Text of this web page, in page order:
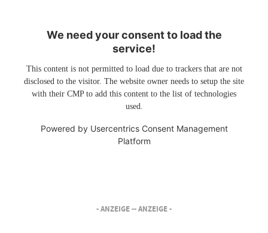
We need your consent to load the
service!
This content is not permitted to load due to trackers that are not
disclosed to the visitor. The website owner needs to setup the site
with their CMP to add this content to the list of technologies
used.
Powered by Usercentrics Consent Management
Platform
- ANZEIGE -- ANZEIGE -